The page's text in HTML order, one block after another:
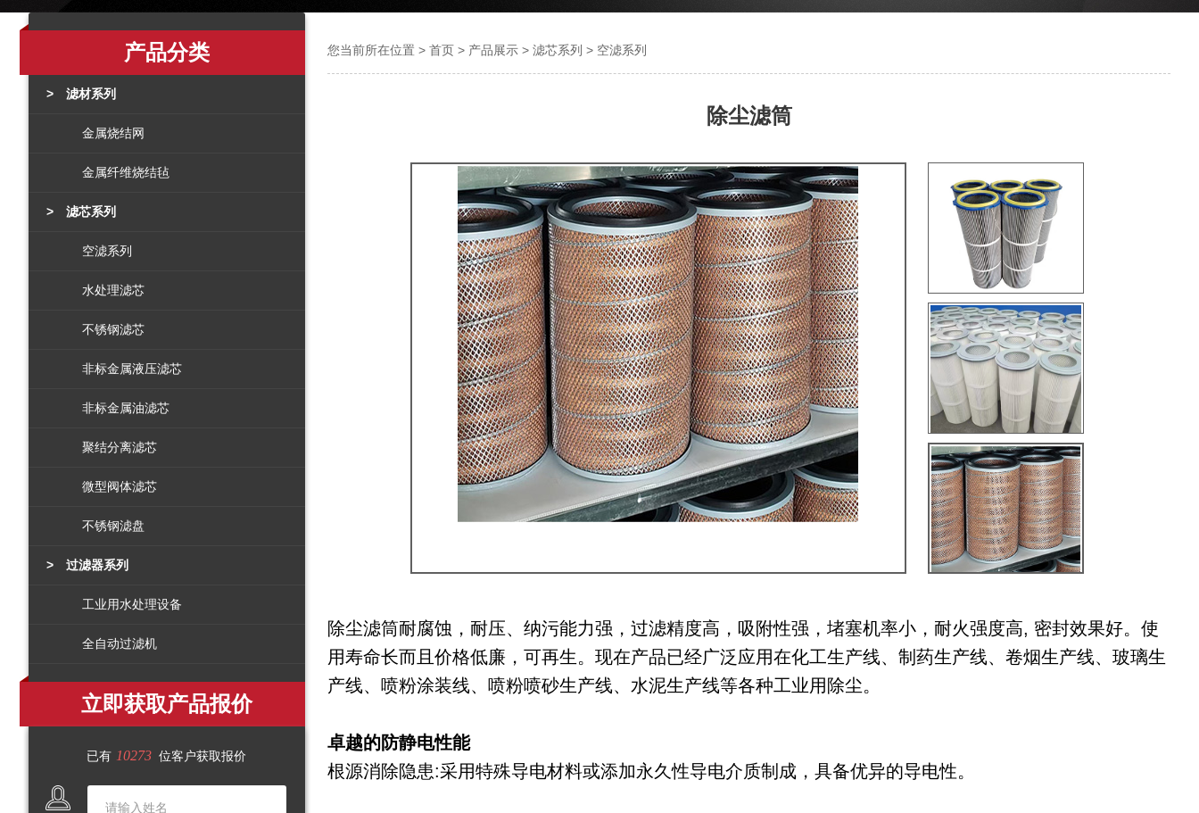
产品分类
> 滤材系列
金属烧结网
金属纤维烧结毡
> 滤芯系列
空滤系列
水处理滤芯
不锈钢滤芯
非标金属液压滤芯
非标金属油滤芯
聚结分离滤芯
微型阀体滤芯
不锈钢滤盘
> 过滤器系列
工业用水处理设备
全自动过滤机
立即获取产品报价
已有 10273 位客户获取报价
您当前所在位置 > 首页 > 产品展示 > 滤芯系列 > 空滤系列
除尘滤筒
除尘滤筒耐腐蚀，耐压、纳污能力强，过滤精度高，吸附性强，堵塞机率小，耐火强度高, 密封效果好。使
用寿命长而且价格低廉，可再生。现在产品已经广泛应用在化工生产线、制药生产线、卷烟生产线、玻璃生
产线、喷粉涂装线、喷粉喷砂生产线、水泥生产线等各种工业用除尘。
卓越的防静电性能
根源消除隐患:采用特殊导电材料或添加永久性导电介质制成，具备优异的导电性。